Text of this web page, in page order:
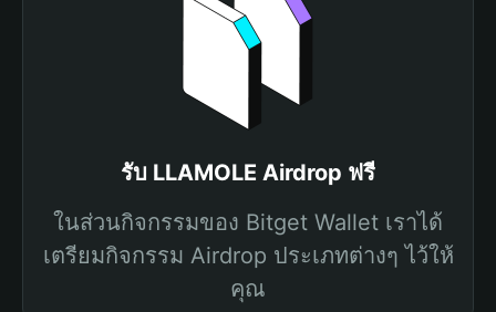
รับ LLAMOLE Airdrop ฟรี
ในส่วนกิจกรรมของ Bitget Wallet เราได้
เตรียมกิจกรรม Airdrop ประเภทต่างๆ ไว้ให้
คุณ